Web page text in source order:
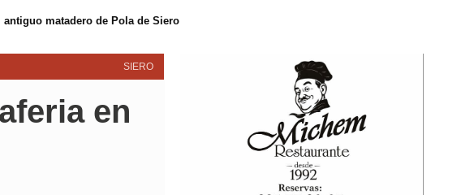
matadero de Pola de Siero
SIERO
en